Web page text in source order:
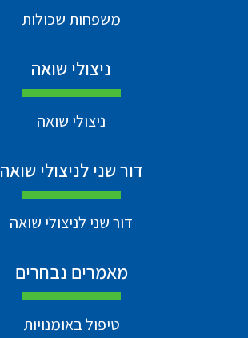
משפחות שכולות
ניצולי שואה
ניצולי שואה
דור שני לניצולי שואה
דור שני לניצולי שואה
מאמרים נבחרים
טיפול באומנויות